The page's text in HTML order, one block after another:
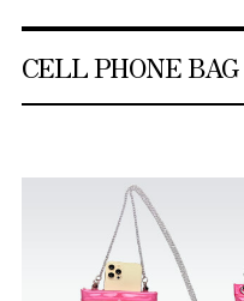
CELL PHONE BAG